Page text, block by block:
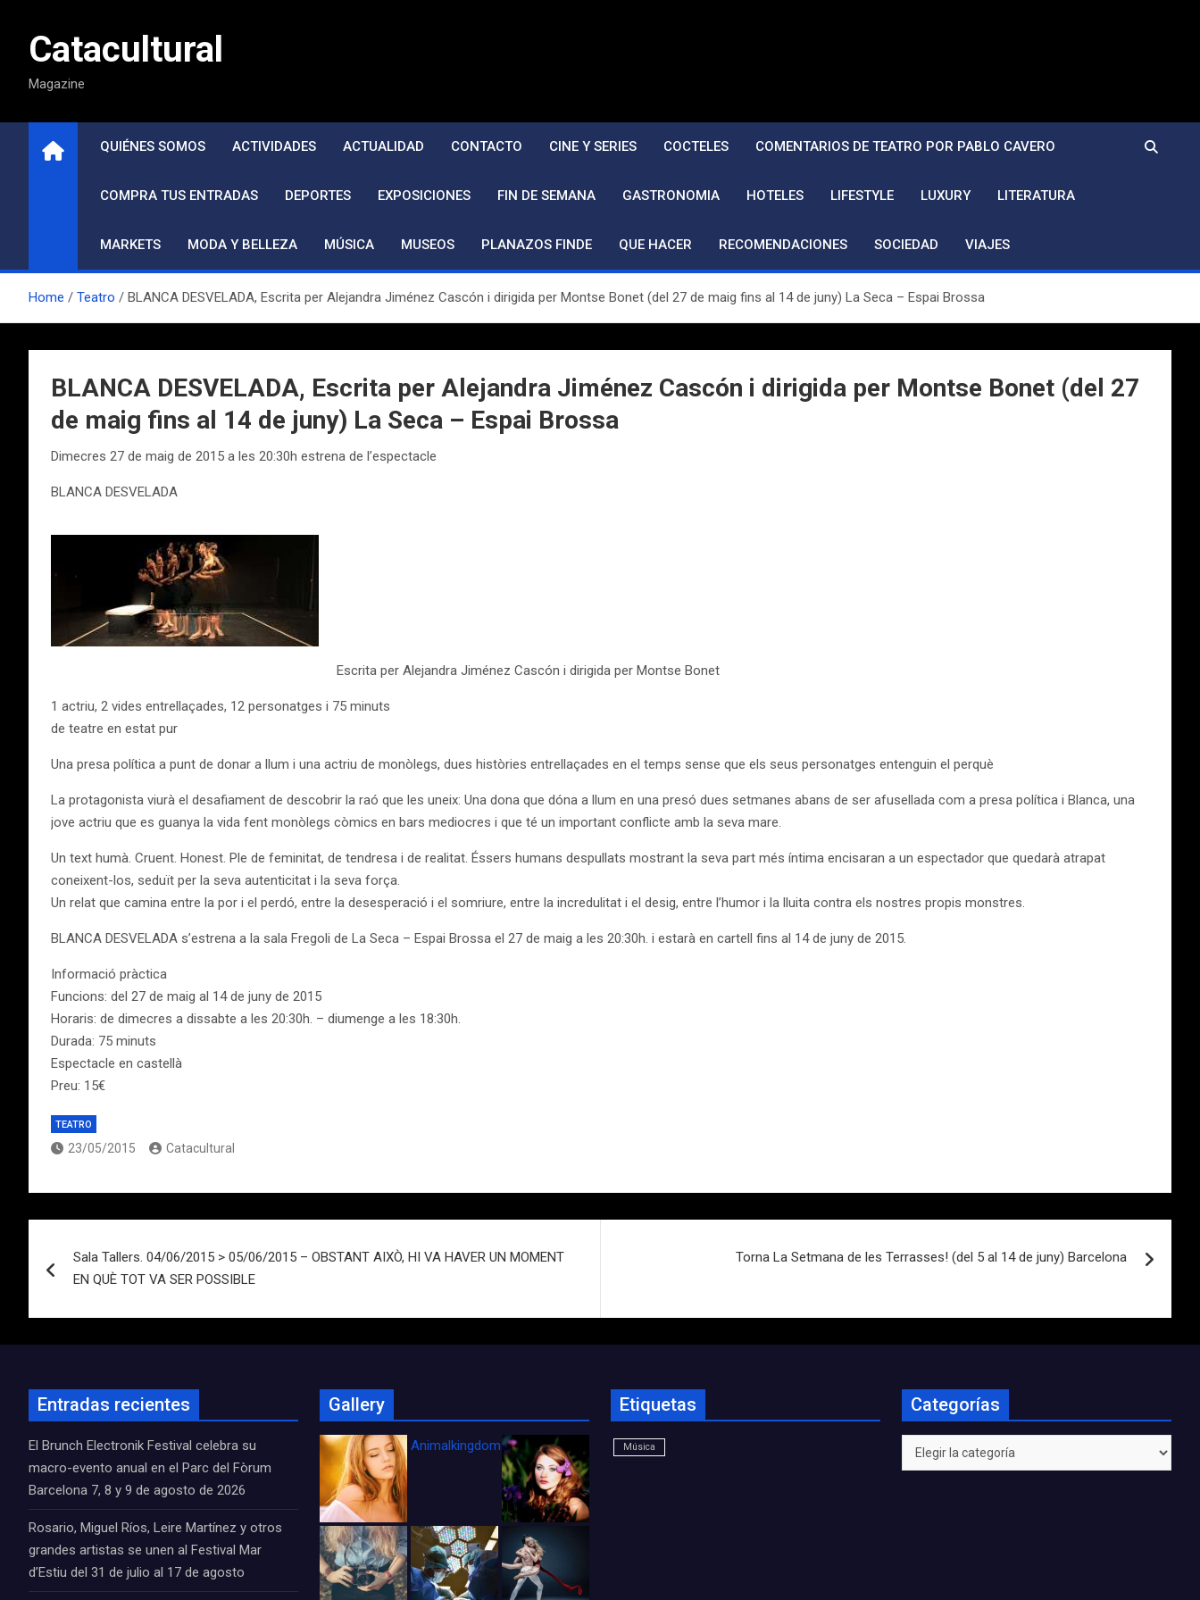
contenidoCatacultural
Magazine
QUIÉNES SOMOS ACTIVIDADES ACTUALIDAD CONTACTO CINE Y SERIES COCTELES COMENTARIOS DE TEATRO POR PABLO CAVERO
COMPRA TUS ENTRADAS DEPORTES EXPOSICIONES FIN DE SEMANA GASTRONOMIA HOTELES LIFESTYLE LUXURY LITERATURA
MARKETS MODA Y BELLEZA MÚSICA MUSEOS PLANAZOS FINDE QUE HACER RECOMENDACIONES SOCIEDAD VIAJES
Home Teatro BLANCA DESVELADA, Escrita per Alejandra Jiménez Cascón i dirigida per Montse Bonet (del 27 de maig fins al 14 de juny) La Seca – Espai Brossa
BLANCA DESVELADA, Escrita per Alejandra Jiménez Cascón i dirigida per Montse Bonet (del 27
de maig fins al 14 de juny) La Seca – Espai Brossa
Dimecres 27 de maig de 2015 a les 20:30h estrena de l’espectacle
BLANCA DESVELADA
Escrita per Alejandra Jiménez Cascón i dirigida per Montse Bonet
1 actriu, 2 vides entrellaçades, 12 personatges i 75 minuts
de teatre en estat pur
Una presa política a punt de donar a llum i una actriu de monòlegs, dues històries entrellaçades en el temps sense que els seus personatges entenguin el perquè
La protagonista viurà el desafiament de descobrir la raó que les uneix: Una dona que dóna a llum en una presó dues setmanes abans de ser afusellada com a presa política i Blanca, una
jove actriu que es guanya la vida fent monòlegs còmics en bars mediocres i que té un important conflicte amb la seva mare.
Un text humà. Cruent. Honest. Ple de feminitat, de tendresa i de realitat. Éssers humans despullats mostrant la seva part més íntima encisaran a un espectador que quedarà atrapat
coneixent-los, seduït per la seva autenticitat i la seva força.
Un relat que camina entre la por i el perdó, entre la desesperació i el somriure, entre la incredulitat i el desig, entre l’humor i la lluita contra els nostres propis monstres.
BLANCA DESVELADA s’estrena a la sala Fregoli de La Seca – Espai Brossa el 27 de maig a les 20:30h. i estarà en cartell fins al 14 de juny de 2015.
Informació pràctica
Funcions: del 27 de maig al 14 de juny de 2015
Horaris: de dimecres a dissabte a les 20:30h. – diumenge a les 18:30h.
Durada: 75 minuts
Espectacle en castellà
Preu: 15€
TEATRO
23/05/2015 Catacultural
de
entradas
Sala Tallers. 04/06/2015 > 05/06/2015 – OBSTANT AIXÒ, HI VA HAVER UN MOMENT
EN QUÈ TOT VA SER POSSIBLE
Torna La Setmana de les Terrasses! (del 5 al 14 de juny) Barcelona
Entradas recientes
El Brunch Electronik Festival celebra su
macro-evento anual en el Parc del Fòrum
Barcelona 7, 8 y 9 de agosto de 2026
Rosario, Miguel Ríos, Leire Martínez y otros
grandes artistas se unen al Festival Mar
d’Estiu del 31 de julio al 17 de agosto
Gallery
Animalkingdom_FichaCine
Etiquetas
Música
Categorías
Categorías